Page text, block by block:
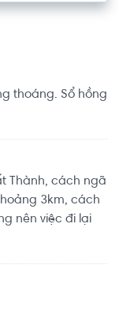
thoáng. Sổ hồng
Thành, cách ngã
3km, cách
nên việc đi lại